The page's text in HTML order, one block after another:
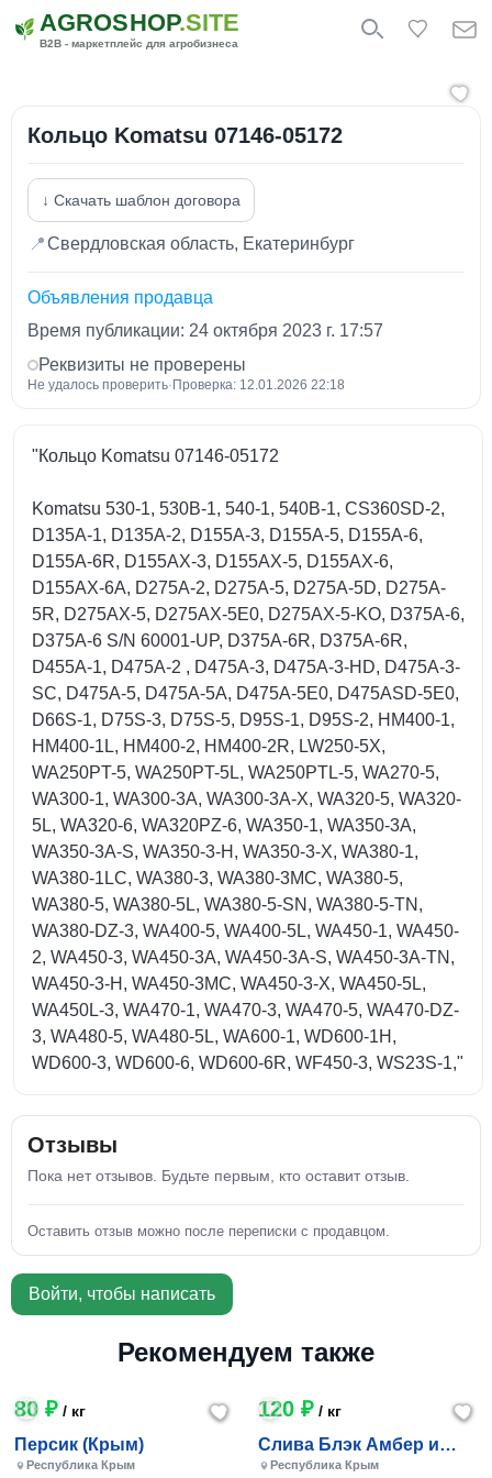
AGROSHOP.SITE
B2B - маркетплейс для агробизнеса
Кольцо Komatsu 07146-05172
↓ Скачать шаблон договора
📍Свердловская область, Екатеринбург
Объявления продавца
Время публикации: 24 октября 2023 г. 17:57
Реквизиты не проверены
Не удалось проверить· Проверка: 12.01.2026 22:18
"Кольцо Komatsu 07146-05172
Komatsu 530-1, 530B-1, 540-1, 540B-1, CS360SD-2,
D135A-1, D135A-2, D155A-3, D155A-5, D155A-6,
D155A-6R, D155AX-3, D155AX-5, D155AX-6,
D155AX-6A, D275A-2, D275A-5, D275A-5D, D275A-
5R, D275AX-5, D275AX-5E0, D275AX-5-KO, D375A-6,
D375A-6 S/N 60001-UP, D375A-6R, D375A-6R,
D455A-1, D475A-2 , D475A-3, D475A-3-HD, D475A-3-
SC, D475A-5, D475A-5A, D475A-5E0, D475ASD-5E0,
D66S-1, D75S-3, D75S-5, D95S-1, D95S-2, HM400-1,
HM400-1L, HM400-2, HM400-2R, LW250-5X,
WA250PT-5, WA250PT-5L, WA250PTL-5, WA270-5,
WA300-1, WA300-3A, WA300-3A-X, WA320-5, WA320-
5L, WA320-6, WA320PZ-6, WA350-1, WA350-3A,
WA350-3A-S, WA350-3-H, WA350-3-X, WA380-1,
WA380-1LC, WA380-3, WA380-3MC, WA380-5,
WA380-5, WA380-5L, WA380-5-SN, WA380-5-TN,
WA380-DZ-3, WA400-5, WA400-5L, WA450-1, WA450-
2, WA450-3, WA450-3A, WA450-3A-S, WA450-3A-TN,
WA450-3-H, WA450-3MC, WA450-3-X, WA450-5L,
WA450L-3, WA470-1, WA470-3, WA470-5, WA470-DZ-
3, WA480-5, WA480-5L, WA600-1, WD600-1H,
WD600-3, WD600-6, WD600-6R, WF450-3, WS23S-1,"
Отзывы
Пока нет отзывов. Будьте первым, кто оставит отзыв.
Оставить отзыв можно после переписки с продавцом.
Войти, чтобы написать
Рекомендуем также
80 ₽ / кг
Персик (Крым)
Республика Крым
120 ₽/ кг
Слива Блэк Амбер и
Фортуна (Крым)
Республика Крым